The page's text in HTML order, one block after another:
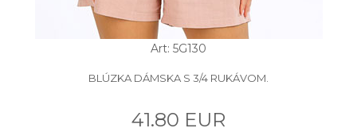
Art: 5G130
BLÚZKA DÁMSKA S 3/4 RUKÁVOM.
41.80 EUR